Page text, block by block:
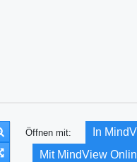
Öffnen mit:
In
Mit MindView